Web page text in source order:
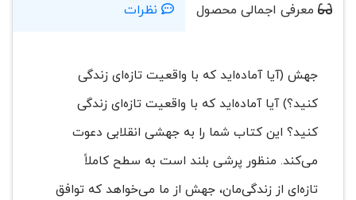
معرفی اجمالی محصول نظرات
جهش (آیا آماده‌اید که با واقعیت تازه‌ای زندگی
کنید؟) آیا آماده‌اید که با واقعیت تازه‌ای زندگی
کنید؟ این کتاب شما را به جهشی انقلابی دعوت
می‌کند. منظور پرشی بلند است به سطح کاملاً
تازه‌ای از زندگی‌مان، جهش از ما می‌خواهد که توافق